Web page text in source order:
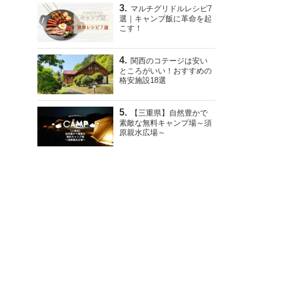
マルチグリドルレシピ7
選｜キャンプ飯に革命を起
こす！
関西のコテージは安い
ところがいい！おすすめの
格安施設18選
【三重県】自然豊かで
素敵な無料キャンプ場～須
原親水広場～